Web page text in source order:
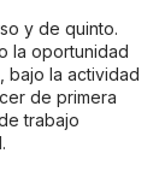
y de quinto.
la oportunidad
bajo la actividad
de primera
trabajo